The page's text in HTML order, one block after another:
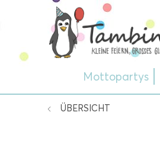
Mottopartys
ÜBERSICHT